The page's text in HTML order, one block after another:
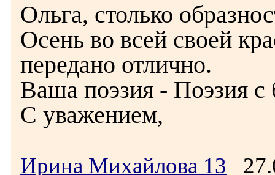
Ольга, столько
Осень во всей своей
передано отлично.
Ваша поэзия - Поэзия
С уважением,
Ирина Михайлова 13